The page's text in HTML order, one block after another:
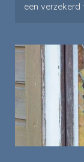
een verzekerd